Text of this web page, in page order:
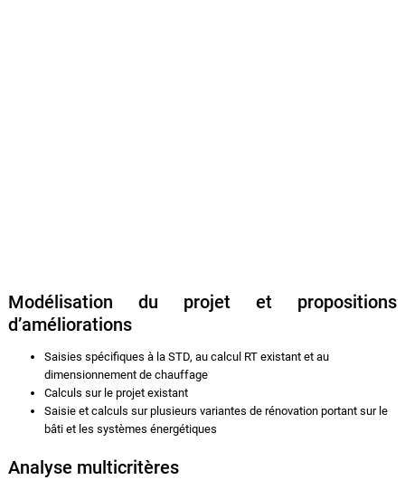
Modélisation du projet et propositions
d’améliorations
Saisies spécifiques à la STD, au calcul RT existant et au
dimensionnement de chauffage
Calculs sur le projet existant
Saisie et calculs sur plusieurs variantes de rénovation portant sur le
bâti et les systèmes énergétiques
Analyse multicritères